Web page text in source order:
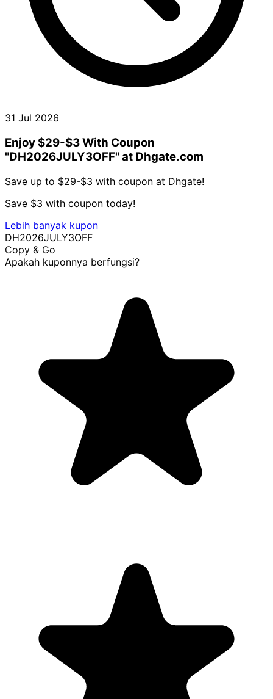
31 Jul 2026
Enjoy $29-$3 With Coupon
"DH2026JULY3OFF" at Dhgate.com
Save up to $29-$3 with coupon at Dhgate!
Save $3 with coupon today!
Lebih banyak kupon
DH2026JULY3OFF
Copy & Go
Apakah kuponnya berfungsi?